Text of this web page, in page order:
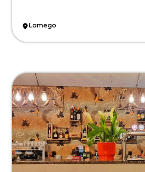
Lamego